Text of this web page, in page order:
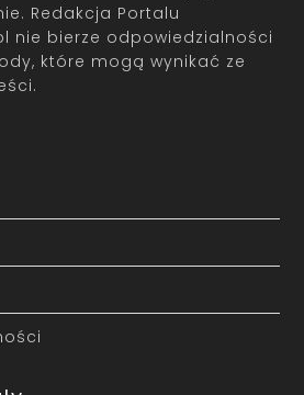
Redakcja Portalu
nie bierze odpowiedzialności
które mogą wynikać ze